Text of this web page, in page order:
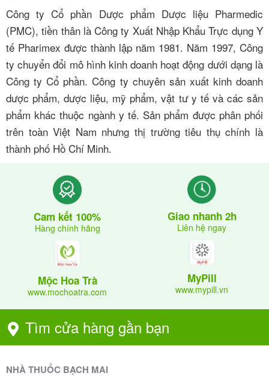
Công ty Cổ phần Dược phẩm Dược liệu Pharmedic
(PMC), tiền thân là Công ty Xuất Nhập Khẩu Trực dụng Y
tế Pharimex được thành lập năm 1981. Năm 1997, Công
ty chuyển đổi mô hình kinh doanh hoạt động dưới dạng là
Công ty Cổ phần. Công ty chuyên sản xuất kinh doanh
dược phẩm, dược liệu, mỹ phẩm, vật tư y tế và các sản
phẩm khác thuộc ngành y tế. Sản phẩm được phân phối
trên toàn Việt Nam nhưng thị trường tiêu thụ chính là
thành phố Hồ Chí Minh.
Cam kết 100%
Hàng chính hãng
Giao nhanh 2h
Liên hệ ngay
Mộc Hoa Trà
www.mochoatra.com
MyPill
www.mypill.vn
Tìm cửa hàng gần bạn
NHÀ THUỐC BẠCH MAI